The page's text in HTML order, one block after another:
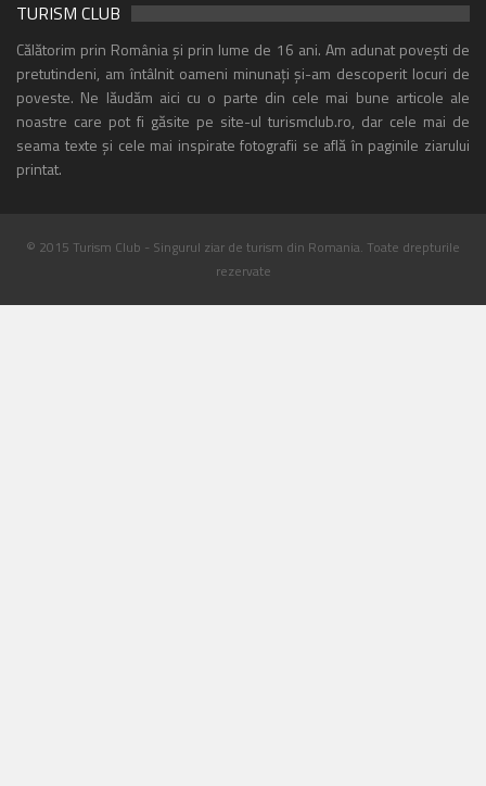
TURISM CLUB
Călătorim prin România și prin lume de 16 ani. Am adunat povești de
pretutindeni, am întâlnit oameni minunați și-am descoperit locuri de
poveste. Ne lăudăm aici cu o parte din cele mai bune articole ale
noastre care pot fi găsite pe site-ul turismclub.ro, dar cele mai de
seama texte și cele mai inspirate fotografii se află în paginile ziarului
printat.
© 2015 Turism Club - Singurul ziar de turism din Romania. Toate drepturile
rezervate